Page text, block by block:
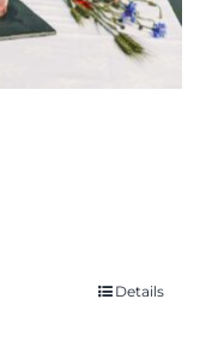
Details